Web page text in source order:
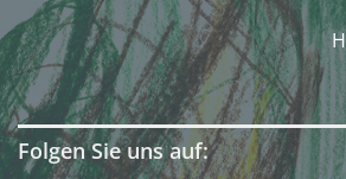
Folgen Sie uns auf: